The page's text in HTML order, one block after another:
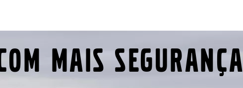
mais segurança